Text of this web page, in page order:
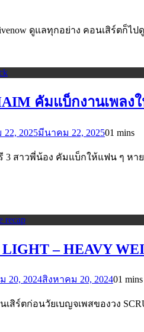
ดูแลทุกอย่าง คอนเสิร์ตก็ไ
คัมแบ็กงานเพลง
2025มีนาคม 22, 202501 mins
3 สาวพี่น้อง คัมแบ็กให้แฟน ๆ หาย
recap
LIGHT – HEAVY
20, 2024สิงหาคม 20, 202401 mins
นเสิร์ตก่อนวัยเบญจเพสของวง